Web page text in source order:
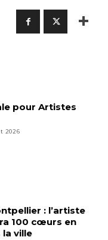
pour Artistes
2026
: l’artiste
100 cœurs en
la ville